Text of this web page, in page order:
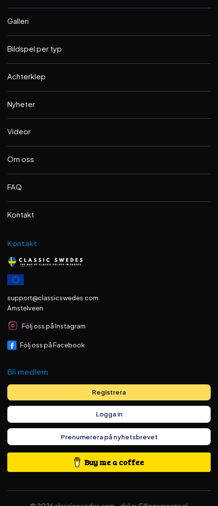
Galleri
Bildspel per typ
Achterklep
Nyheter
Videor
Om oss
FAQ
Kontakt
Kontakt
support@classicswedes.com
Amstelveen
Följ oss på Instagram
Följ oss på Facebook
Bli medlem
Registrera
Logga in
Prenumerera på nyhetsbrevet
Buy me a coffee